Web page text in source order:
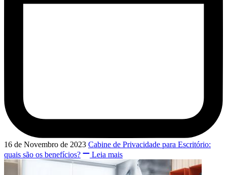
16 de Novembro de 2023 Cabine de Privacidade para Escritório:
quais são os benefícios?
Leia mais